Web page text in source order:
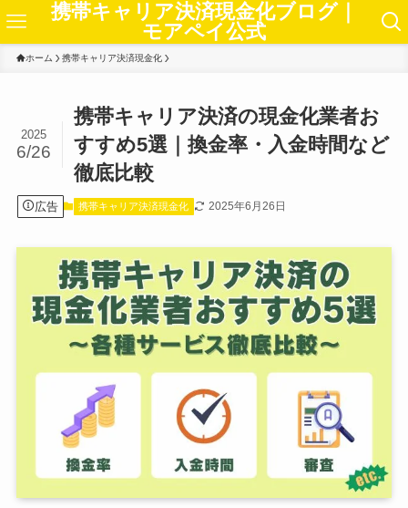
携帯キャリア決済現金化ブログ｜
モアペイ公式
ホーム 携帯キャリア決済現金化
携帯キャリア決済の現金化業者お
すすめ5選｜換金率・入金時間など
徹底比較
2025
6/26
広告 携帯キャリア決済現金化 2025年6月26日